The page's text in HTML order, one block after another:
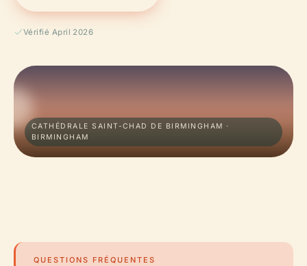
Vérifié April 2026
CATHÉDRALE SAINT-CHAD DE BIRMINGHAM ·
BIRMINGHAM
QUESTIONS FRÉQUENTES